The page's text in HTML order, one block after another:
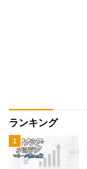
ランキング
1